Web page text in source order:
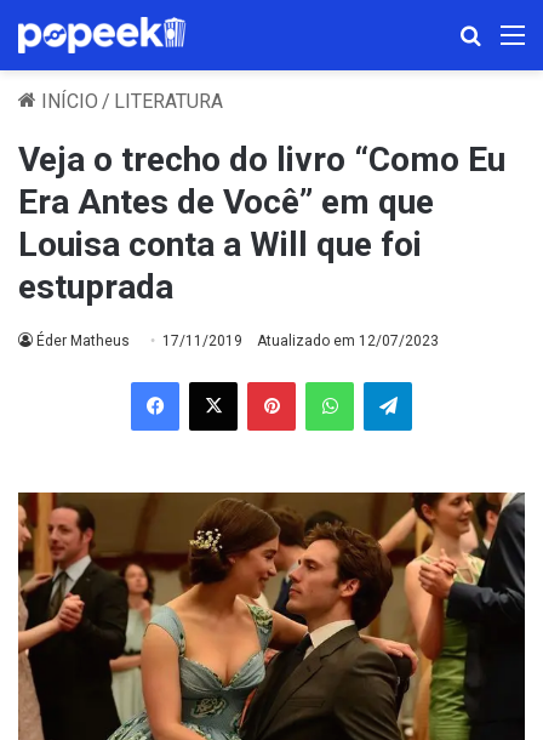
INÍCIO / LITERATURA
Veja o trecho do livro “Como Eu
Era Antes de Você” em que
Louisa conta a Will que foi
estuprada
Éder Matheus 17/11/2019 Atualizado em 12/07/2023
Facebook
X PinterestWhatsAppTelegram